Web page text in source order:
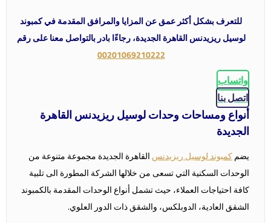
للتعرف بشكل أكثر عمق عن المزايا والمرافق المقدمة في كمبوند
لوسيل ريزيدنس القاهرة الجديدة، رجاءًا بادر بالتواصل معنا على رقم
00201069210222
واتساب
اتصل بنا
أنواع ومساحات وحدات لوسيل ريزيدنس القاهرة
الجديدة
يضمكمبوند لوسيل ريزيدنسالقاهرة الجديدة مجموعة متنوعة من
الوحدات السكنية التي تسعى من خلالها الشركة المطورة الى تلبية
كافة احتياجات العملاء، حيث تشمل أنواع الوحدات المقدمة بالكمبوند
الشقق العادية، الدوبلكس، والشقق ذات الدور العلوي.